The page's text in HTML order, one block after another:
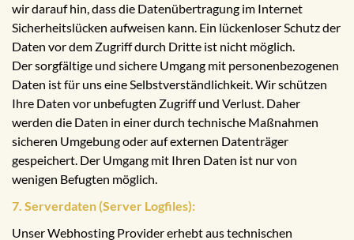
wir darauf hin, dass die Datenübertragung im Internet
Sicherheitslücken aufweisen kann. Ein lückenloser Schutz der
Daten vor dem Zugriff durch Dritte ist nicht möglich.
Der sorgfältige und sichere Umgang mit personenbezogenen
Daten ist für uns eine Selbstverständlichkeit. Wir schützen
Ihre Daten vor unbefugten Zugriff und Verlust. Daher
werden die Daten in einer durch technische Maßnahmen
sicheren Umgebung oder auf externen Datenträger
gespeichert. Der Umgang mit Ihren Daten ist nur von
wenigen Befugten möglich.
7. Serverdaten (Server Logfiles):
Unser Webhosting Provider erhebt aus technischen